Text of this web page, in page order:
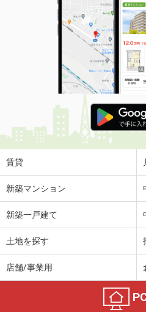
賃貸
新築マンション
新築一戸建て
土地を探す
店舗/事業用